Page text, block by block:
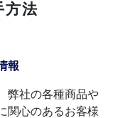
方法
報
弊社の各種商品や
関心のあるお客様